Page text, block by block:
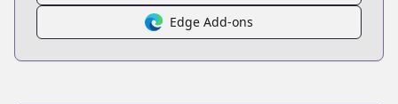
Edge Add-ons